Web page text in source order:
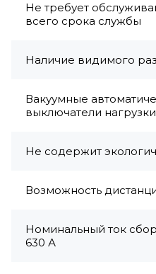
Не требует
всего срока службы
Наличие видимого
Вакуумные
выключатели нагрузки
Не содержит
Возможность
Номинальный ток
630 А